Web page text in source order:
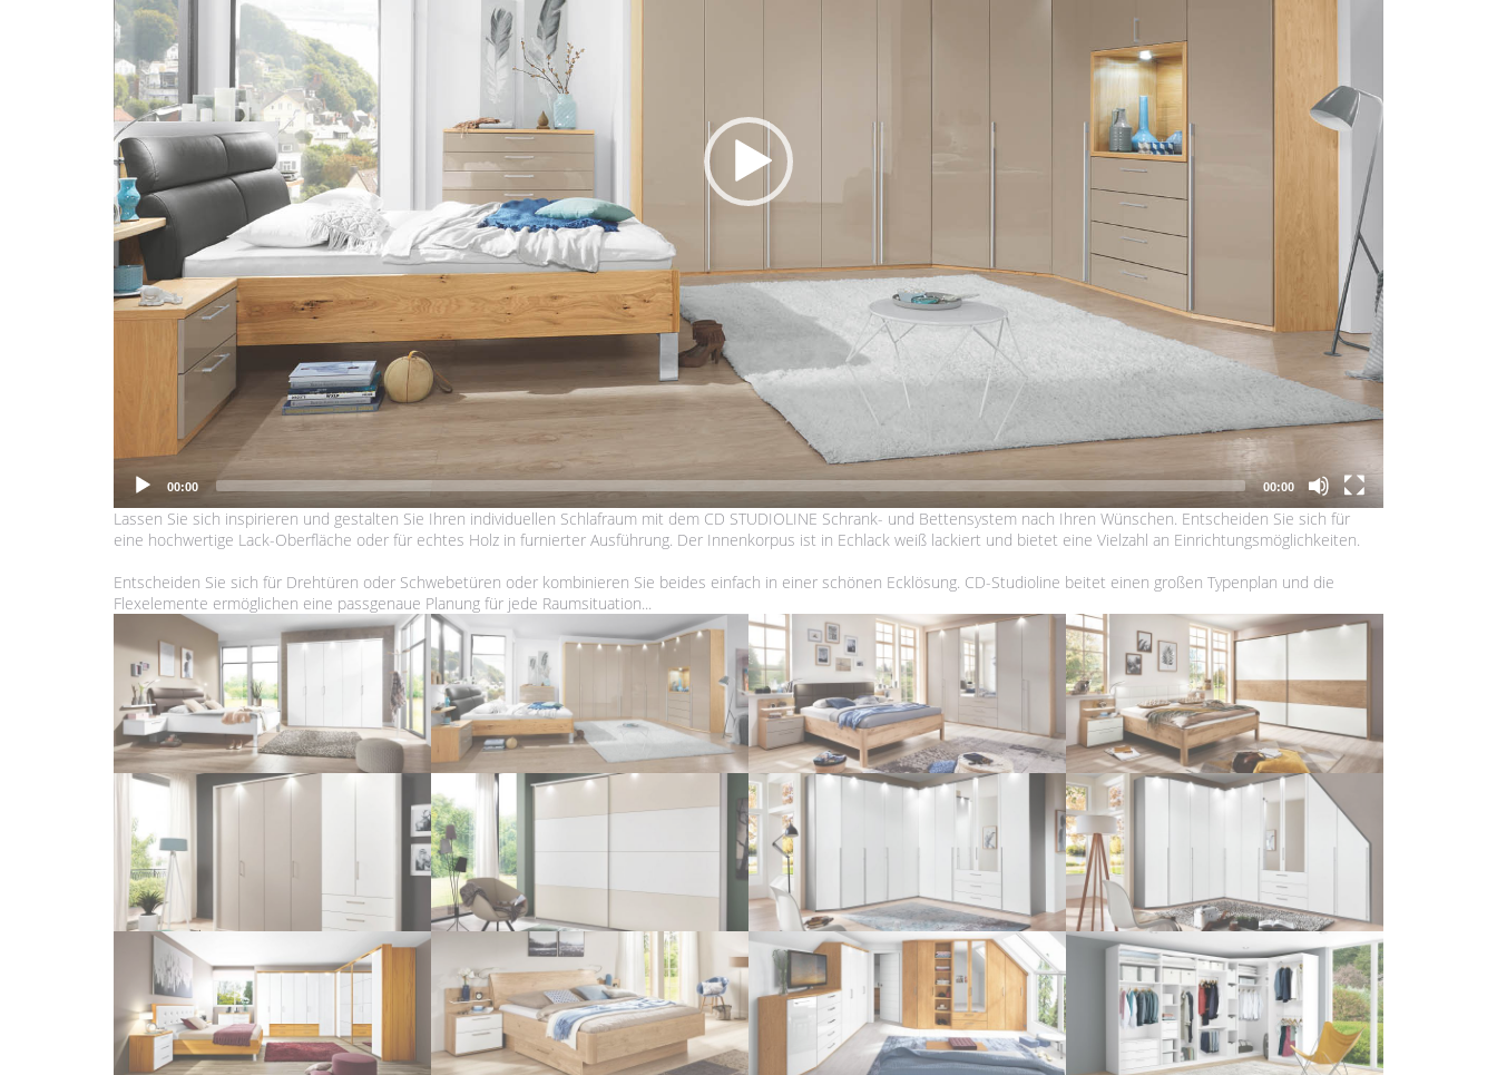
00:00 00:00
Lassen Sie sich inspirieren und gestalten Sie Ihren individuellen Schlafraum mit dem CD STUDIOLINE Schrank- und Bettensystem nach Ihren Wünschen. Entscheiden Sie sich für
eine hochwertige Lack-Oberfläche oder für echtes Holz in furnierter Ausführung. Der Innenkorpus ist in Echlack weiß lackiert und bietet eine Vielzahl an Einrichtungsmöglichkeiten.
Entscheiden Sie sich für Drehtüren oder Schwebetüren oder kombinieren Sie beides einfach in einer schönen Ecklösung. CD-Studioline beitet einen großen Typenplan und die
Flexelemente ermöglichen eine passgenaue Planung für jede Raumsituation...